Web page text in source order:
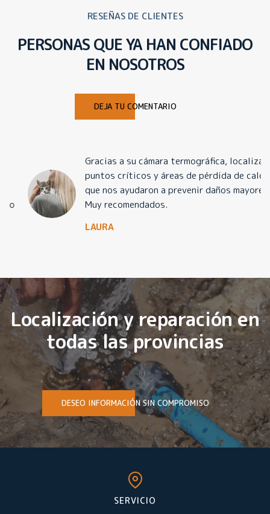
RESEÑAS DE CLIENTES
PERSONAS QUE YA HAN CONFIADO
EN NOSOTROS
DEJA TU COMENTARIO
Gracias a su cámara termográfica, localizaron
puntos críticos y áreas de pérdida de calor
que nos ayudaron a prevenir daños mayores.
Muy recomendados.
LAURA
Localización y reparación en
todas las provincias
DESEO INFORMACIÓN SIN COMPROMISO
SERVICIO